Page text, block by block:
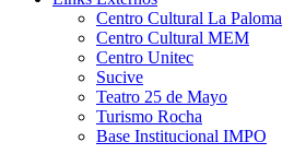
Centro Cultural La Paloma
Centro Cultural MEM
Centro Unitec
Sucive
Teatro 25 de Mayo
Turismo Rocha
Base Institucional IMPO